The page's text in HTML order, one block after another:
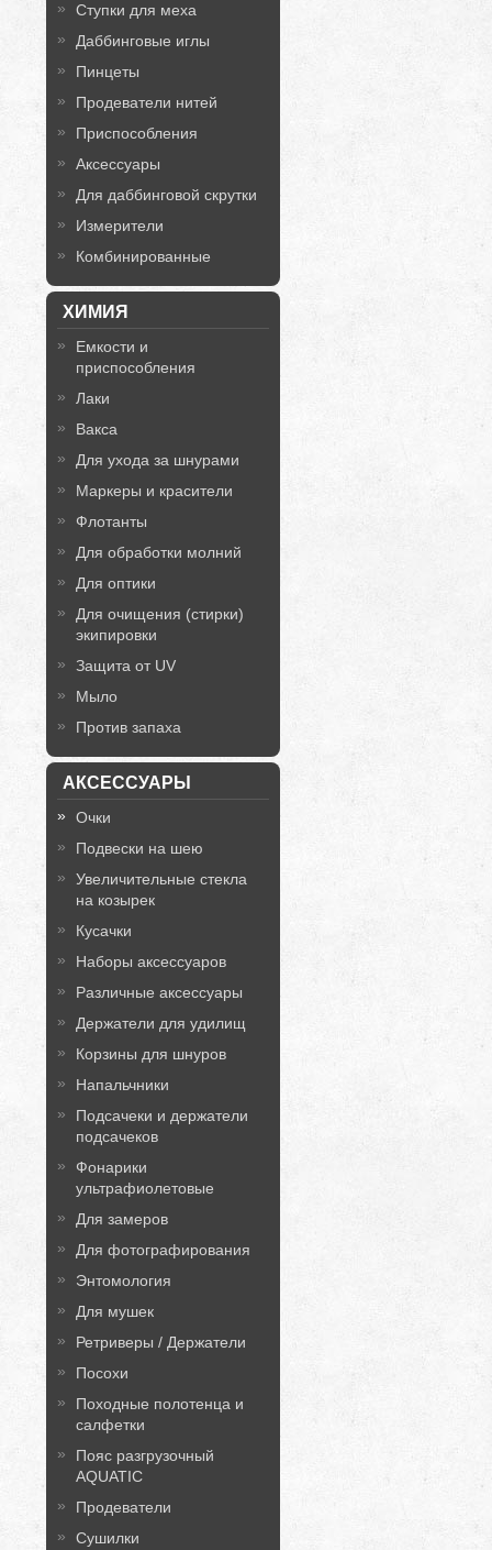
Ступки для меха
Даббинговые иглы
Пинцеты
Продеватели нитей
Приспособления
Аксессуары
Для даббинговой скрутки
Измерители
Комбинированные
ХИМИЯ
Емкости и
приспособления
Лаки
Вакса
Для ухода за шнурами
Маркеры и красители
Флотанты
Для обработки молний
Для оптики
Для очищения (стирки)
экипировки
Защита от UV
Мыло
Против запаха
АКСЕССУАРЫ
Очки
Подвески на шею
Увеличительные стекла
на козырек
Кусачки
Наборы аксессуаров
Различные аксессуары
Держатели для удилищ
Корзины для шнуров
Напальчники
Подсачеки и держатели
подсачеков
Фонарики
ультрафиолетовые
Для замеров
Для фотографирования
Энтомология
Для мушек
Ретриверы / Держатели
Посохи
Походные полотенца и
салфетки
Пояс разгрузочный
AQUATIC
Продеватели
Сушилки